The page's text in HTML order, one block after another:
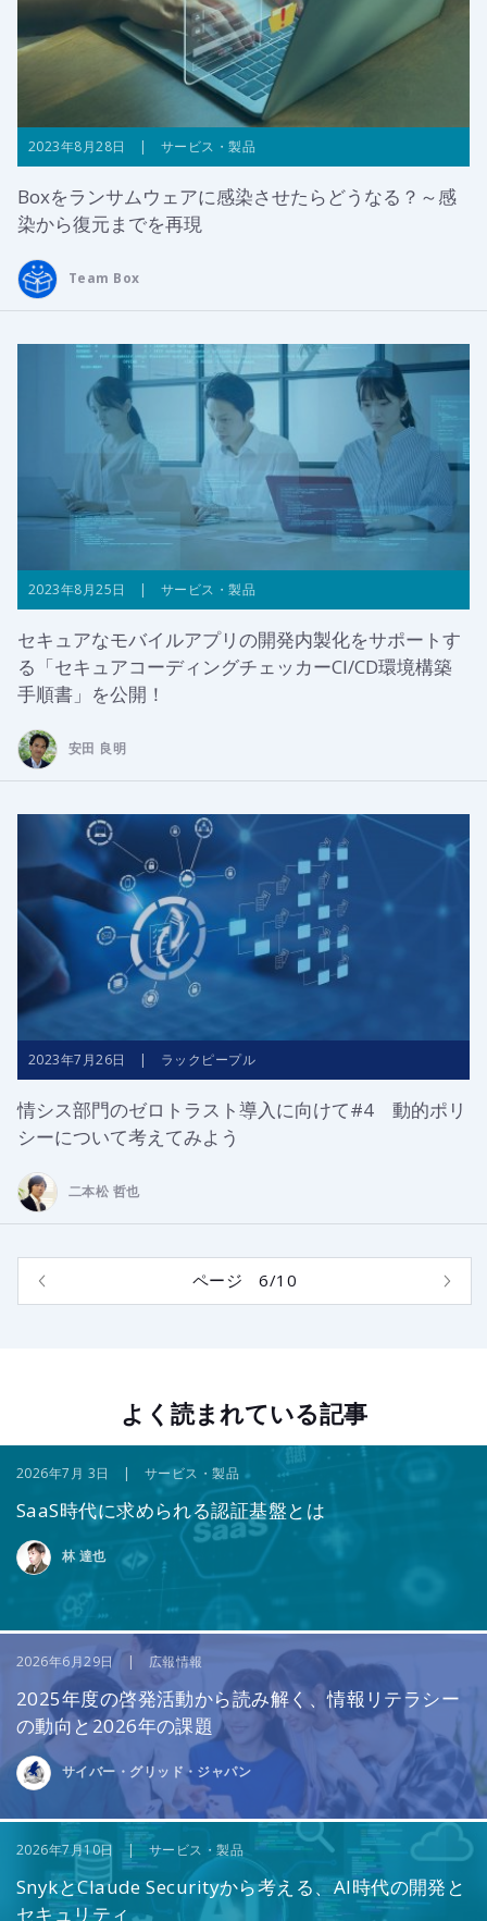
2023年8月28日 | サービス・製品
Boxをランサムウェアに感染させたらどうなる？～感
染から復元までを再現
Team Box
2023年8月25日 | サービス・製品
セキュアなモバイルアプリの開発内製化をサポートす
る「セキュアコーディングチェッカーCI/CD環境構築
手順書」を公開！
安田 良明
2023年7月26日 | ラックピープル
情シス部門のゼロトラスト導入に向けて#4 動的ポリ
シーについて考えてみよう
二本松 哲也
ページ 6/10
よく読まれている記事
2026年7月 3日 | サービス・製品
SaaS時代に求められる認証基盤とは
林 達也
2026年6月29日 | 広報情報
2025年度の啓発活動から読み解く、情報リテラシー
の動向と2026年の課題
サイバー・グリッド・ジャパン
2026年7月10日 | サービス・製品
SnykとClaude Securityから考える、AI時代の開発と
セキュリティ